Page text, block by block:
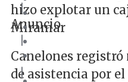
hizo explotar un
Miramar
|
Anuncio
|
Canelones registró
de asistencia por
|